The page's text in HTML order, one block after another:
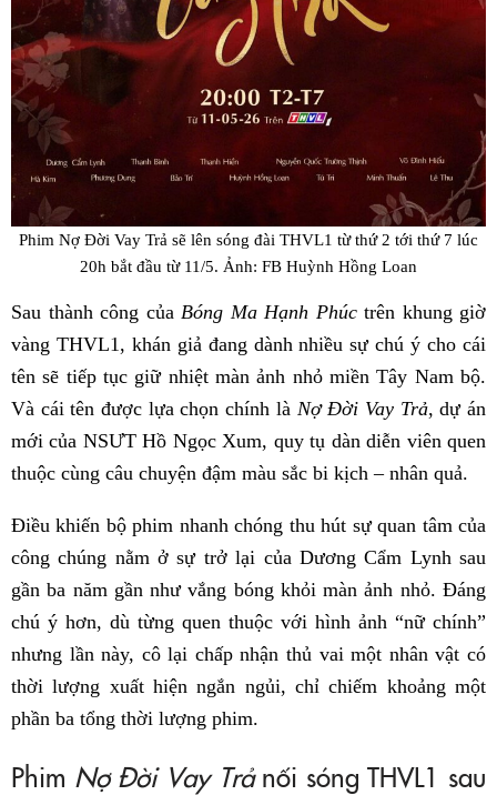
Phim Nợ Đời Vay Trả sẽ lên sóng đài THVL1 từ thứ 2 tới thứ 7 lúc
20h bắt đầu từ 11/5. Ảnh: FB Huỳnh Hồng Loan
Sau thành công của Bóng Ma Hạnh Phúctrên khung giờ
vàng THVL1, khán giả đang dành nhiều sự chú ý cho cái
tên sẽ tiếp tục giữ nhiệt màn ảnh nhỏ miền Tây Nam bộ.
Và cái tên được lựa chọn chính là Nợ Đời Vay Trả, dự án
mới của NSƯT Hồ Ngọc Xum, quy tụ dàn diễn viên quen
thuộc cùng câu chuyện đậm màu sắc bi kịch – nhân quả.
Điều khiến bộ phim nhanh chóng thu hút sự quan tâm của
công chúng nằm ở sự trở lại của Dương Cẩm Lynh sau
gần ba năm gần như vắng bóng khỏi màn ảnh nhỏ. Đáng
chú ý hơn, dù từng quen thuộc với hình ảnh “nữ chính”
nhưng lần này, cô lại chấp nhận thủ vai một nhân vật có
thời lượng xuất hiện ngắn ngủi, chỉ chiếm khoảng một
phần ba tổng thời lượng phim.
Phim Nợ Đời Vay Trảnối sóng THVL1 sau